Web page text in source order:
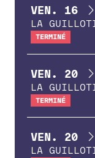
DU
VEN. 16
LA
TERMINÉ
DU
VEN. 20
LA
TERMINÉ
DU
VEN. 20
LA